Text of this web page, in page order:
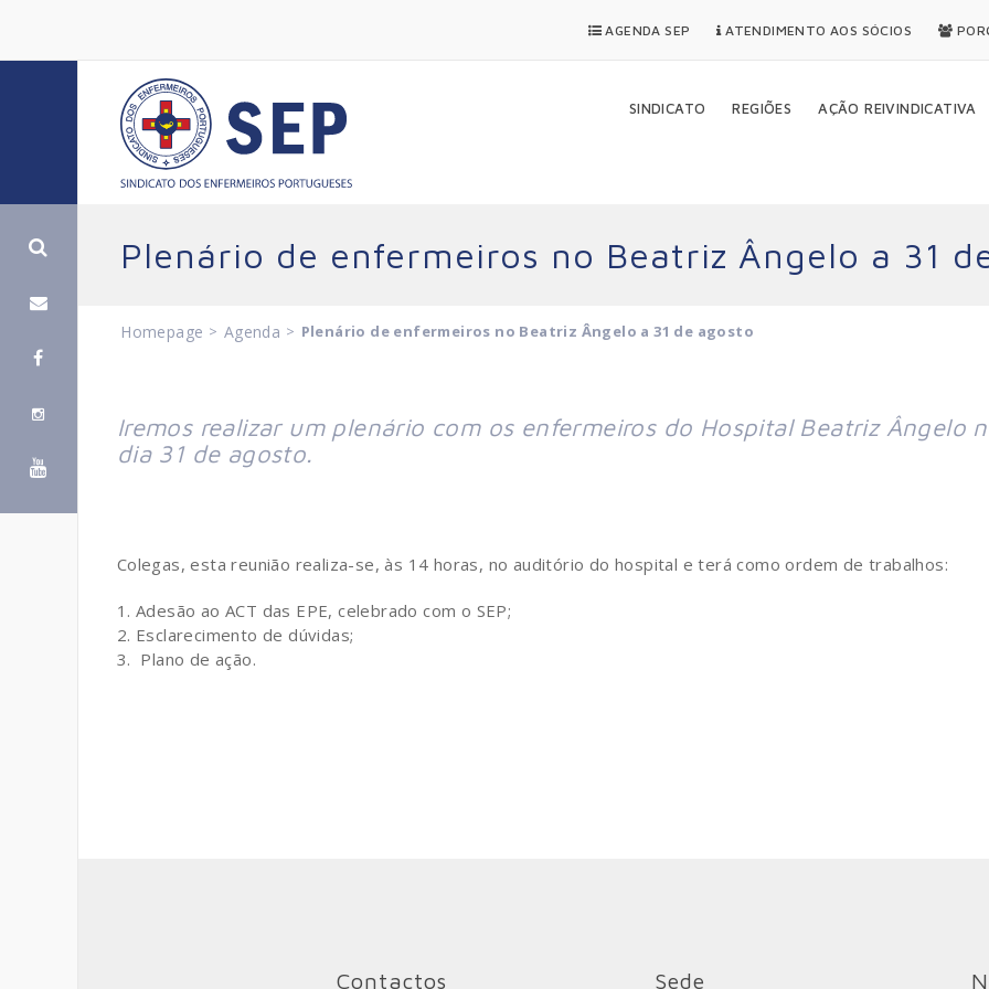
AGENDA SEP ATENDIMENTO AOS SÓCIOS
SINDICATO REGIÕES AÇÃO REIVINDICATIVA
Plenário de enfermeiros no Beatriz Ângelo a 31
Homepage > Agenda > Plenário de enfermeiros no Beatriz Ângelo a 31 de agosto
Iremos realizar um plenário com os enfermeiros do Hospital Beatriz Ângelo
dia 31 de agosto.
Colegas, esta reunião realiza-se, às 14 horas, no auditório do hospital e terá como ordem de trabalhos:
Adesão ao ACT das EPE, celebrado com o SEP;
Esclarecimento de dúvidas;
Plano de ação.
Contactos Sede